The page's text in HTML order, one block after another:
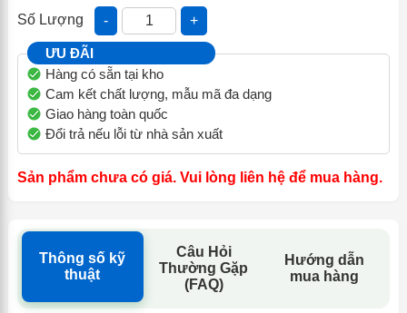
Số Lượng - +
ƯU ĐÃI
Hàng có sẵn tại kho
Cam kết chất lượng, mẫu mã đa dạng
Giao hàng toàn quốc
Đổi trả nếu lỗi từ nhà sản xuất
Sản phẩm chưa có giá. Vui lòng liên hệ để mua hàng.
Thông số kỹ
thuật
Câu Hỏi
Thường Gặp
(FAQ)
Hướng dẫn
mua hàng